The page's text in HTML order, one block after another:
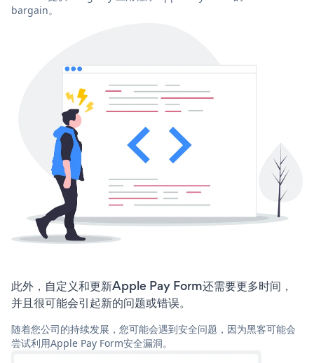
bargain。
此外，自定义和更新Apple Pay Form还需要更多时间，
并且很可能会引起新的问题或错误。
随着您公司的持续发展，您可能会遇到安全问题，因为黑客可能会
尝试利用Apple Pay Form安全漏洞。